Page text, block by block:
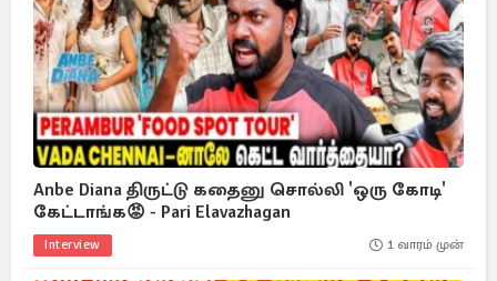
Anbe Diana திருட்டு கதைனு சொல்லி 'ஒரு கோடி'
கேட்டாங்க😡 - Pari Elavazhagan
Interview 1 வாரம் முன்